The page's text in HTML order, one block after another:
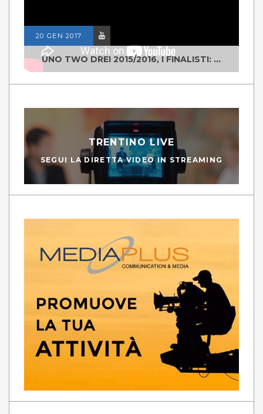
20 GEN 2017
UNO TWO DREI 2015/2016, I FINALISTI: CLASSE IV ALS ISTITUTO "DEGASPERI" BORGO VALSUGANA
TRENTINO LIVE
SEGUI LA DIRETTA VIDEO IN STREAMING